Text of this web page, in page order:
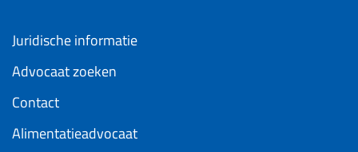
Juridische informatie
Advocaat zoeken
Contact
Alimentatieadvocaat